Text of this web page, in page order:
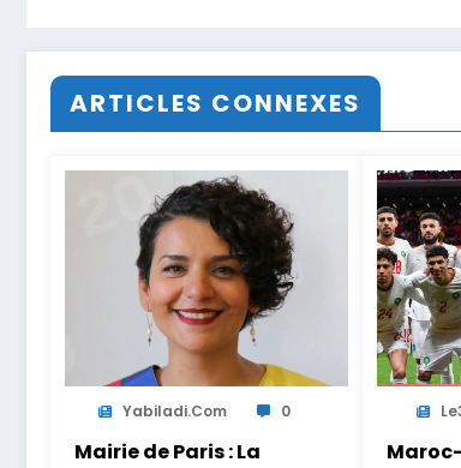
ARTICLES CONNEXES
Yabiladi.com 0
Mairie de Paris : La